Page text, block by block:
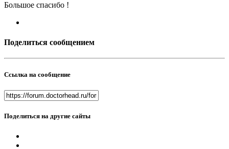
Большое спасибо !
Поделиться сообщением
Ссылка на сообщение
Поделиться на другие сайты